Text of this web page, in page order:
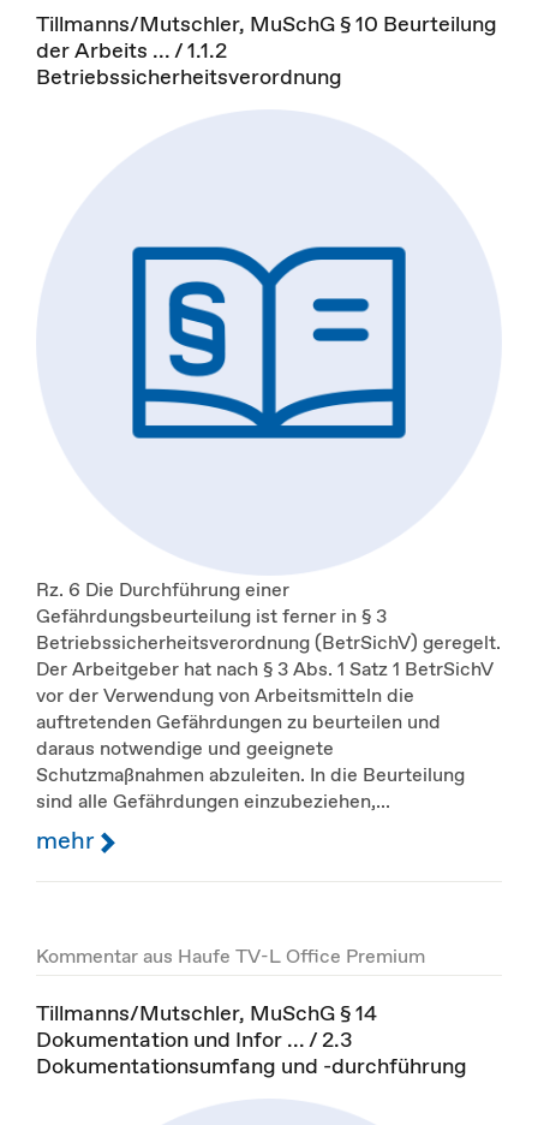
Tillmanns/Mutschler, MuSchG § 10 Beurteilung
der Arbeits ... / 1.1.2
Betriebssicherheitsverordnung
Rz. 6 Die Durchführung einer
Gefährdungsbeurteilung ist ferner in § 3
Betriebssicherheitsverordnung (BetrSichV) geregelt.
Der Arbeitgeber hat nach § 3 Abs. 1 Satz 1 BetrSichV
vor der Verwendung von Arbeitsmitteln die
auftretenden Gefährdungen zu beurteilen und
daraus notwendige und geeignete
Schutzmaßnahmen abzuleiten. In die Beurteilung
sind alle Gefährdungen einzubeziehen,...
mehr
Kommentar aus Haufe TV-L Office Premium
Tillmanns/Mutschler, MuSchG § 14
Dokumentation und Infor ... / 2.3
Dokumentationsumfang und -durchführung